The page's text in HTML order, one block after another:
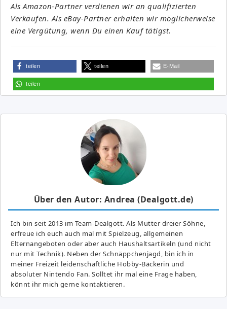
Als Amazon-Partner verdienen wir an qualifizierten
Verkäufen. Als eBay-Partner erhalten wir möglicherweise
eine Vergütung, wenn Du einen Kauf tätigst.
teilen teilen E-Mail
teilen
Über den Autor: Andrea (Dealgott.de)
Ich bin seit 2013 im Team-Dealgott. Als Mutter dreier Söhne,
erfreue ich euch auch mal mit Spielzeug, allgemeinen
Elternangeboten oder aber auch Haushaltsartikeln (und nicht
nur mit Technik). Neben der Schnäppchenjagd, bin ich in
meiner Freizeit leidenschaftliche Hobby-Bäckerin und
absoluter Nintendo Fan. Solltet ihr mal eine Frage haben,
könnt ihr mich gerne kontaktieren.